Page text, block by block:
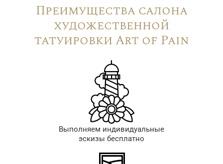
Преимущества салона
художественной
татуировки Art of Pain
Выполняем индивидуальные
эскизы бесплатно